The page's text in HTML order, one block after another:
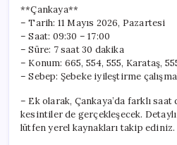
**Çankaya**
– Tarih: 11 Mayıs 2026, Pazartesi
– Saat: 09:30 – 17:00
– Süre: 7 saat 30 dakika
– Konum: 665, 554, 555, Karataş,
– Sebep: Şebeke iyileştirme
– Ek olarak, Çankaya’da farklı
kesintiler de gerçekleşecek.
lütfen yerel kaynakları takip ediniz.